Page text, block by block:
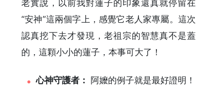
老實說，以前我對蓮子的印象還真就停留在
“安神”這兩個字上，感覺它老人家專屬。這次
認真挖下去才發現，老祖宗的智慧真不是蓋
的，這顆小小的蓮子，本事可大了！
心神守護者：
阿嬤的例子就是最好證明！